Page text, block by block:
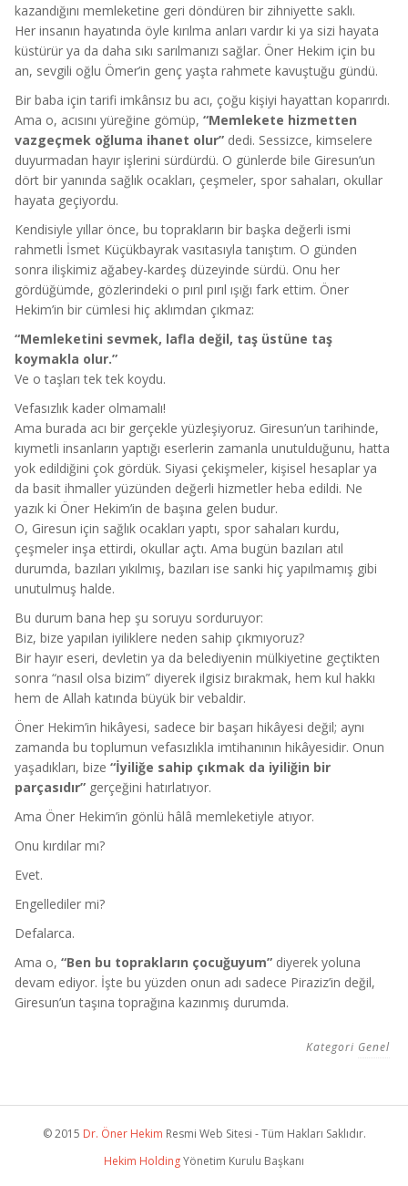
kazandığını memleketine geri döndüren bir zihniyette saklı.
Her insanın hayatında öyle kırılma anları vardır ki ya sizi hayata
küstürür ya da daha sıkı sarılmanızı sağlar. Öner Hekim için bu
an, sevgili oğlu Ömer’in genç yaşta rahmete kavuştuğu gündü.
Bir baba için tarifi imkânsız bu acı, çoğu kişiyi hayattan koparırdı.
Ama o, acısını yüreğine gömüp, “Memlekete hizmetten
vazgeçmek oğluma ihanet olur” dedi. Sessizce, kimselere
duyurmadan hayır işlerini sürdürdü. O günlerde bile Giresun’un
dört bir yanında sağlık ocakları, çeşmeler, spor sahaları, okullar
hayata geçiyordu.
Kendisiyle yıllar önce, bu toprakların bir başka değerli ismi
rahmetli İsmet Küçükbayrak vasıtasıyla tanıştım. O günden
sonra ilişkimiz ağabey-kardeş düzeyinde sürdü. Onu her
gördüğümde, gözlerindeki o pırıl pırıl ışığı fark ettim. Öner
Hekim’in bir cümlesi hiç aklımdan çıkmaz:
“Memleketini sevmek, lafla değil, taş üstüne taş
koymakla olur.”
Ve o taşları tek tek koydu.
Vefasızlık kader olmamalı!
Ama burada acı bir gerçekle yüzleşiyoruz. Giresun’un tarihinde,
kıymetli insanların yaptığı eserlerin zamanla unutulduğunu, hatta
yok edildiğini çok gördük. Siyasi çekişmeler, kişisel hesaplar ya
da basit ihmaller yüzünden değerli hizmetler heba edildi. Ne
yazık ki Öner Hekim’in de başına gelen budur.
O, Giresun için sağlık ocakları yaptı, spor sahaları kurdu,
çeşmeler inşa ettirdi, okullar açtı. Ama bugün bazıları atıl
durumda, bazıları yıkılmış, bazıları ise sanki hiç yapılmamış gibi
unutulmuş halde.
Bu durum bana hep şu soruyu sorduruyor:
Biz, bize yapılan iyiliklere neden sahip çıkmıyoruz?
Bir hayır eseri, devletin ya da belediyenin mülkiyetine geçtikten
sonra “nasıl olsa bizim” diyerek ilgisiz bırakmak, hem kul hakkı
hem de Allah katında büyük bir vebaldir.
Öner Hekim’in hikâyesi, sadece bir başarı hikâyesi değil; aynı
zamanda bu toplumun vefasızlıkla imtihanının hikâyesidir. Onun
yaşadıkları, bize “İyiliğe sahip çıkmak da iyiliğin bir
parçasıdır” gerçeğini hatırlatıyor.
Ama Öner Hekim’in gönlü hâlâ memleketiyle atıyor.
Onu kırdılar mı?
Evet.
Engellediler mi?
Defalarca.
Ama o, “Ben bu toprakların çocuğuyum” diyerek yoluna
devam ediyor. İşte bu yüzden onun adı sadece Piraziz’in değil,
Giresun’un taşına toprağına kazınmış durumda.
Kategori Genel
© 2015 Dr. Öner Hekim Resmi Web Sitesi - Tüm Hakları Saklıdır.
Hekim HoldingYönetim Kurulu Başkanı